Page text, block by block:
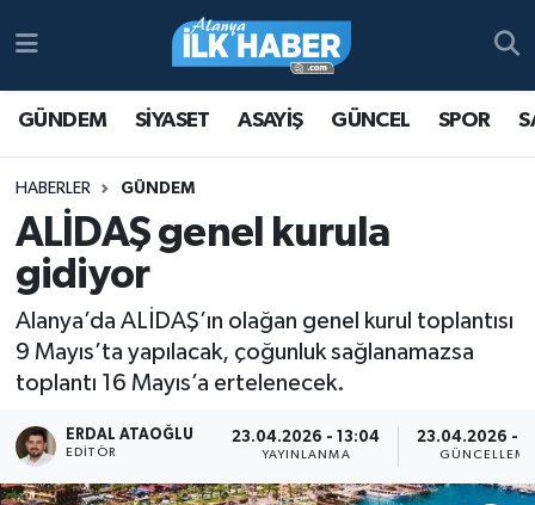
GÜNDEM SİYASET ASAYİŞ GÜNCEL SPOR
HABERLER GÜNDEM
ALİDAŞ genel kurula
gidiyor
Alanya’da ALİDAŞ’ın olağan genel kurul toplantısı
9 Mayıs’ta yapılacak, çoğunluk sağlanamazsa
toplantı 16 Mayıs’a ertelenecek.
ERDAL ATAOĞLU
EDITÖR
23.04.2026 - 13:04
YAYINLANMA
23.04.2026 -
GÜNCELLEME
Antalya Nöbetçi Eczaneler
Antalya Namaz Vakitleri
Antalya Trafik Yoğunluk Haritası
Süper Lig Puan Durumu ve Fikstür
Tüm Manşetler
Son Dakika Haberleri